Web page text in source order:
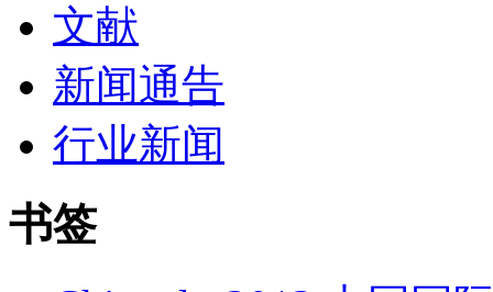
文献
新闻通告
行业新闻
书签